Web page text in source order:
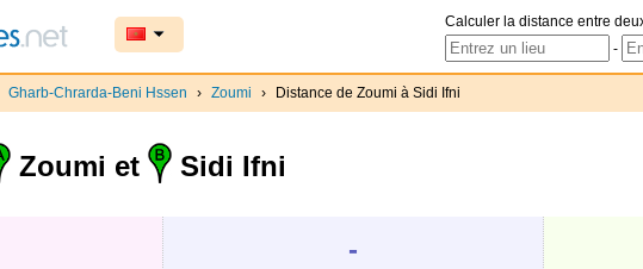
Calculer la distance entre
-
Gharb-Chrarda-Beni Hssen › Zoumi › Distance de Zoumi à Sidi Ifni
Zoumi et Sidi Ifni
-